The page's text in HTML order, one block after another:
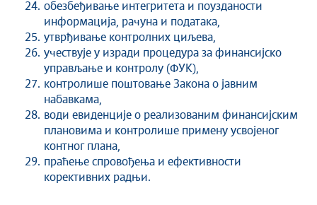
обезбеђивање интегритета и поузданости
информација, рачуна и података,
утврђивање контролних циљева,
учествује у изради процедура за финансијско
управљање и контролу (ФУК),
контролише поштовање Закона о јавним
набавкама,
води евиденције о реализованим финансијским
плановима и контролише примену усвојеног
контног плана,
праћење спровођења и ефективности
корективних радњи.